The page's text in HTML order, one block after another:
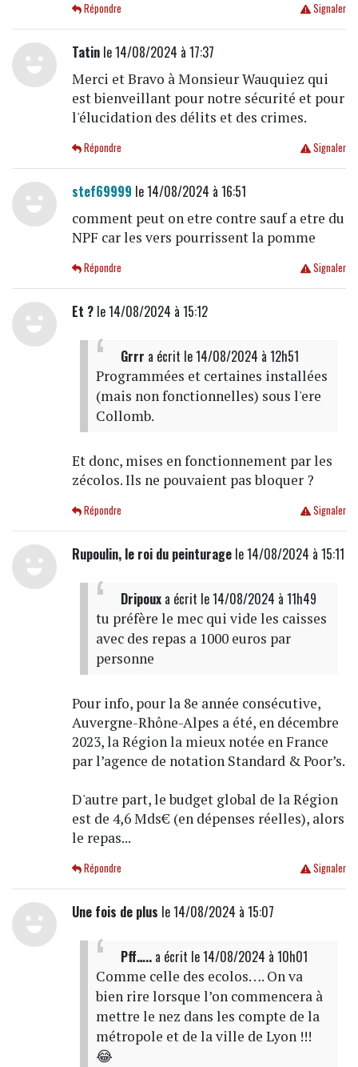
Signaler
Répondre
Tatinle 14/08/2024 à 17:37
Merci et Bravo à Monsieur Wauquiez qui
est bienveillant pour notre sécurité et pour
l'élucidation des délits et des crimes.
Signaler
Répondre
stef69999 le 14/08/2024 à 16:51
comment peut on etre contre sauf a etre du
NPF car les vers pourrissent la pomme
Signaler
Répondre
Et ?le 14/08/2024 à 15:12
Grrr a écrit le 14/08/2024 à 12h51
Programmées et certaines installées
(mais non fonctionnelles) sous l'ere
Collomb.
Et donc, mises en fonctionnement par les
zécolos. Ils ne pouvaient pas bloquer ?
Signaler
Répondre
Rupoulin, le roi du peinturagele 14/08/2024 à 15:11
Dripouxa écrit le 14/08/2024 à 11h49
tu préfère le mec qui vide les caisses
avec des repas a 1000 euros par
personne
Pour info, pour la 8e année consécutive,
Auvergne-Rhône-Alpes a été, en décembre
2023, la Région la mieux notée en France
par l’agence de notation Standard & Poor’s.
D'autre part, le budget global de la Région
est de 4,6 Mds€ (en dépenses réelles), alors
le repas...
Signaler
Répondre
Une fois de plus le 14/08/2024 à 15:07
Pff…..a écrit le 14/08/2024 à 10h01
Comme celle des ecolos…. On va
bien rire lorsque l’on commencera à
mettre le nez dans les compte de la
métropole et de la ville de Lyon !!!
😂